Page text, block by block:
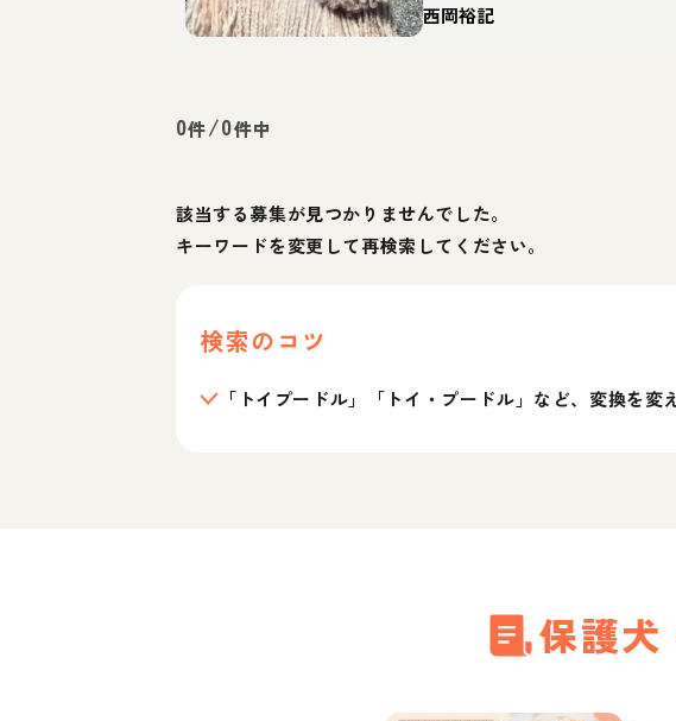
西岡裕記
0件/0件中
該当する募集が見つかりませんでした。
キーワードを変更して再検索してください。
検索のコツ
「トイプードル」「トイ・プードル」など、変換を変
保護犬